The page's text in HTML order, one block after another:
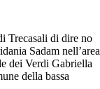
Trecasali di dire no
Sadam nell’area
dei Verdi Gabriella
della bassa